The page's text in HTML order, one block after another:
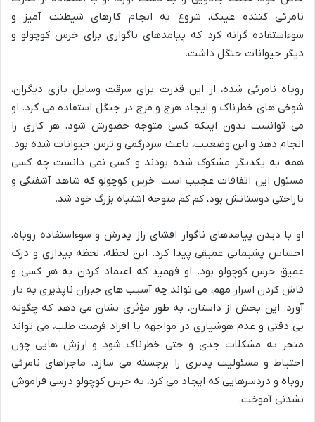
نامرئی کننده عینک، شروع به انجام کارهای شیطنت آمیز و
سوءاستفاده گرانه کرد که پیامدهای ناگواری برای خرس کوچولو و
دیگر حیوانات جنگل داشت.
روباه نامرئی شده، از این قدرت برای سرقت وسایل بازی دیگران،
شوخی های خطرناک و ایجاد هرج و مرج در جنگل استفاده می کرد. او
می توانست بدون اینکه کسی متوجه حضورش شود، هر کاری را
انجام دهد و این وضعیت، باعث سردرگمی و ترس حیوانات شده بود.
همه به یکدیگر مشکوک شده بودند و کسی نمی دانست چه کسی
مسئول این اتفاقات عجیب است. خرس کوچولو که شاهد آشفتگی و
ناراحتی دوستانش بود، کم کم متوجه اشتباه بزرگ خود شد.
او با دیدن پیامدهای ناگوار افشای راز پدرش و سوءاستفاده روباه،
احساس پشیمانی عمیقی پیدا کرد. این لحظه، لحظه بیداری و درک
عمیق خرس کوچولو بود. او فهمید که اعتماد کردن به هر کسی و
فاش کردن اسرار مهم، می تواند چه آسیب های جبران ناپذیری به بار
آورد. این بخش از داستان، به طور مؤثری نشان می دهد که چگونه
بی دقتی و عدم هوشیاری در مواجهه با افراد فرصت طلب، می تواند
منجر به مشکلات جدی و حتی خطرناک شود و ارزش هایی چون
احتیاط و مسئولیت پذیری را برجسته می سازد. ماجراهای نامرئی
روباه و دردسرهایی که ایجاد می کرد، به خرس کوچولو درسی فراموش
نشدنی آموخت.